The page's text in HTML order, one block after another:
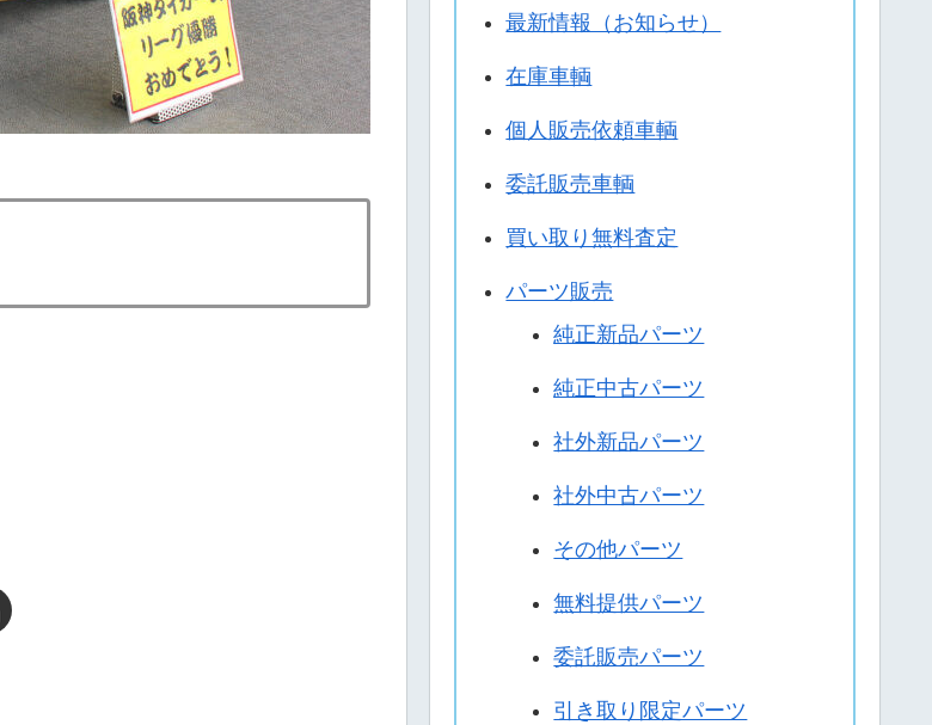
最新情報（お知らせ）
在庫車輌
個人販売依頼車輌
委託販売車輌
買い取り無料査定
パーツ販売
純正新品パーツ
純正中古パーツ
社外新品パーツ
社外中古パーツ
その他パーツ
無料提供パーツ
委託販売パーツ
引き取り限定パーツ